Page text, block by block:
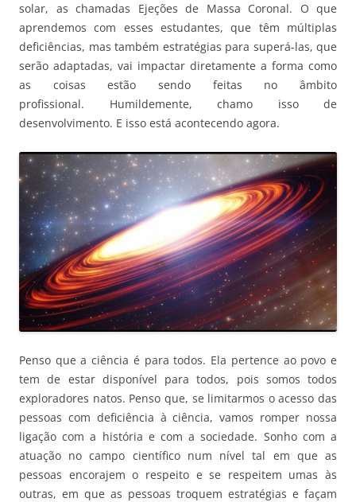
solar, as chamadas Ejeções de Massa Coronal. O que
aprendemos com esses estudantes, que têm múltiplas
deficiências, mas também estratégias para superá-las, que
serão adaptadas, vai impactar diretamente a forma como
as coisas estão sendo feitas no âmbito
profissional. Humildemente, chamo isso de
desenvolvimento. E isso está acontecendo agora.
Penso que a ciência é para todos. Ela pertence ao povo e
tem de estar disponível para todos, pois somos todos
exploradores natos. Penso que, se limitarmos o acesso das
pessoas com deficiência à ciência, vamos romper nossa
ligação com a história e com a sociedade. Sonho com a
atuação no campo científico num nível tal em que as
pessoas encorajem o respeito e se respeitem umas às
outras, em que as pessoas troquem estratégias e façam